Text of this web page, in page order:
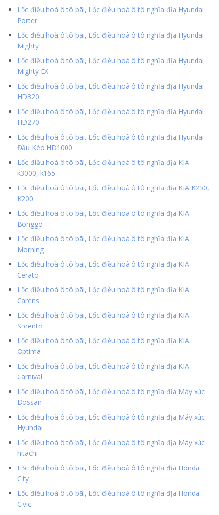
Lốc điều hoà ô tô bãi, Lốc điều hoà ô tô nghĩa địa Hyundai
Porter
Lốc điều hoà ô tô bãi, Lốc điều hoà ô tô nghĩa địa Hyundai
Mighty
Lốc điều hoà ô tô bãi, Lốc điều hoà ô tô nghĩa địa Hyundai
Mighty EX
Lốc điều hoà ô tô bãi, Lốc điều hoà ô tô nghĩa địa Hyundai
HD320
Lốc điều hoà ô tô bãi, Lốc điều hoà ô tô nghĩa địa Hyundai
HD270
Lốc điều hoà ô tô bãi, Lốc điều hoà ô tô nghĩa địa Hyundai
Đầu Kéo HD1000
Lốc điều hoà ô tô bãi, Lốc điều hoà ô tô nghĩa địa KIA
k3000, k165
Lốc điều hoà ô tô bãi, Lốc điều hoà ô tô nghĩa địa KIA K250,
K200
Lốc điều hoà ô tô bãi, Lốc điều hoà ô tô nghĩa địa KIA
Bonggo
Lốc điều hoà ô tô bãi, Lốc điều hoà ô tô nghĩa địa KIA
Morning
Lốc điều hoà ô tô bãi, Lốc điều hoà ô tô nghĩa địa KIA
Cerato
Lốc điều hoà ô tô bãi, Lốc điều hoà ô tô nghĩa địa KIA
Carens
Lốc điều hoà ô tô bãi, Lốc điều hoà ô tô nghĩa địa KIA
Sorento
Lốc điều hoà ô tô bãi, Lốc điều hoà ô tô nghĩa địa KIA
Optima
Lốc điều hoà ô tô bãi, Lốc điều hoà ô tô nghĩa địa KIA
Carnival
Lốc điều hoà ô tô bãi, Lốc điều hoà ô tô nghĩa địa Máy xúc
Dossan
Lốc điều hoà ô tô bãi, Lốc điều hoà ô tô nghĩa địa Máy xúc
Hyundai
Lốc điều hoà ô tô bãi, Lốc điều hoà ô tô nghĩa địa Máy xúc
hitachi
Lốc điều hoà ô tô bãi, Lốc điều hoà ô tô nghĩa địa Honda
City
Lốc điều hoà ô tô bãi, Lốc điều hoà ô tô nghĩa địa Honda
Civic